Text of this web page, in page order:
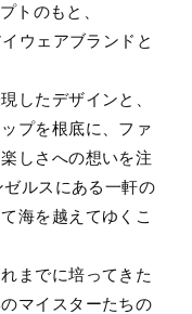
トのもと、
ウェアブランドと
したデザインと、
プを根底に、ファ
しさへの想いを注
ルスにある一軒の
海を越えてゆくこ
までに培ってきた
マイスターたちの